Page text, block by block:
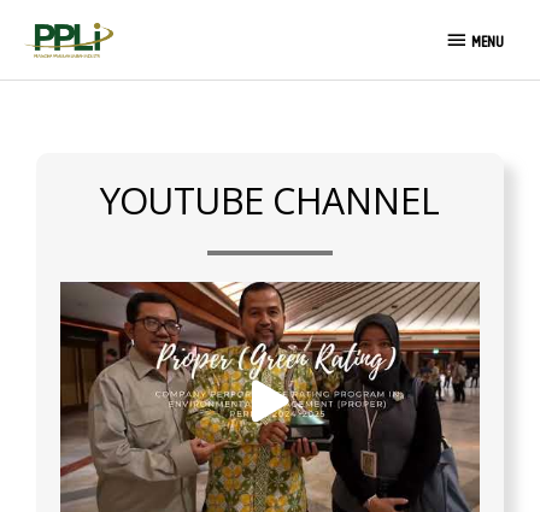
MENU
MENU
YOUTUBE CHANNEL